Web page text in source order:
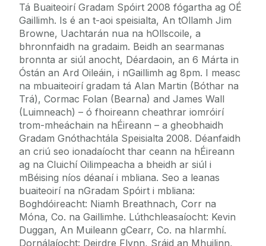
Tá Buaiteoirí Gradam Spóirt 2008 fógartha ag OÉ
Gaillimh. Is é an t-aoi speisialta, An tOllamh Jim
Browne, Uachtarán nua na hOllscoile, a
bhronnfaidh na gradaim. Beidh an searmanas
bronnta ar siúl anocht, Déardaoin, an 6 Márta in
Óstán an Ard Oileáin, i nGaillimh ag 8pm. I measc
na mbuaiteoirí gradam tá Alan Martin (Bóthar na
Trá), Cormac Folan (Bearna) and James Wall
(Luimneach) – ó fhoireann cheathrar iomróirí
trom-mheáchain na hÉireann – a gheobhaidh
Gradam Gnóthachtála Speisialta 2008. Déanfaidh
an criú seo ionadaíocht thar ceann na hÉireann
ag na Cluichí Oilimpeacha a bheidh ar siúl i
mBéising níos déanaí i mbliana. Seo a leanas
buaiteoirí na nGradam Spóirt i mbliana:
Boghdóireacht: Niamh Breathnach, Corr na
Móna, Co. na Gaillimhe. Lúthchleasaíocht: Kevin
Duggan, An Muileann gCearr, Co. na hIarmhí.
Dornálaíocht: Deirdre Flynn, Sráid an Mhuilinn,